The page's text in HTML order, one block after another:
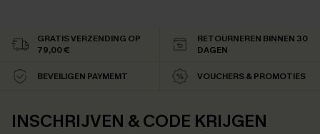
GRATIS VERZENDING OP
79,00 €
RETOURNEREN BINNEN 30
DAGEN
BEVEILIGEN PAYMEMT VOUCHERS & PROMOTIES
INSCHRIJVEN & CODE KRIJGEN